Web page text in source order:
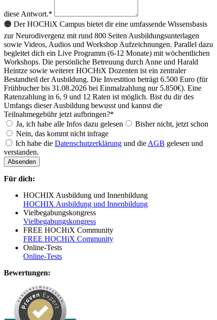
diese Antwort.*
🟠 Der HOCHiX Campus bietet dir eine umfassende Wissensbasis
zur Neurodivergenz mit rund 800 Seiten Ausbildungsunterlagen
sowie Videos, Audios und Workshop Aufzeichnungen. Parallel dazu
begleitet dich ein Live Programm (6-12 Monate) mit wöchentlichen
Workshops. Die persönliche Betreuung durch Anne und Harald
Heintze sowie weiterer HOCHiX Dozenten ist ein zentraler
Bestandteil der Ausbildung. Die Investition beträgt 6.500 Euro (für
Frühbucher bis 31.08.2026 bei Einmalzahlung nur 5.850€). Eine
Ratenzahlung in 6, 9 und 12 Raten ist möglich. Bist du dir des
Umfangs dieser Ausbildung bewusst und kannst die
Teilnahmegebühr jetzt aufbringen?*
Ja, ich habe alle Infos dazu gelesen
Bisher nicht, jetzt schon
Nein, das kommt nicht infrage
Ich habe die Datenschutzerklärung und die AGB gelesen und
verstanden.
Absenden
Für dich:
HOCHIX Ausbildung und Innenbildung
HOCHIX Ausbildung und Innenbildung
Vielbegabungskongress
Vielbegabungskongress
FREE HOCHiX Community
FREE HOCHiX Community
Online-Tests
Online-Tests
Bewertungen: